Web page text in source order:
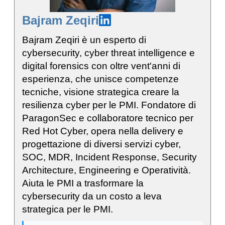
Bajram Zeqiri
Bajram Zeqiri è un esperto di
cybersecurity, cyber threat intelligence e
digital forensics con oltre vent'anni di
esperienza, che unisce competenze
tecniche, visione strategica creare la
resilienza cyber per le PMI. Fondatore di
ParagonSec e collaboratore tecnico per
Red Hot Cyber, opera nella delivery e
progettazione di diversi servizi cyber,
SOC, MDR, Incident Response, Security
Architecture, Engineering e Operatività.
Aiuta le PMI a trasformare la
cybersecurity da un costo a leva
strategica per le PMI.